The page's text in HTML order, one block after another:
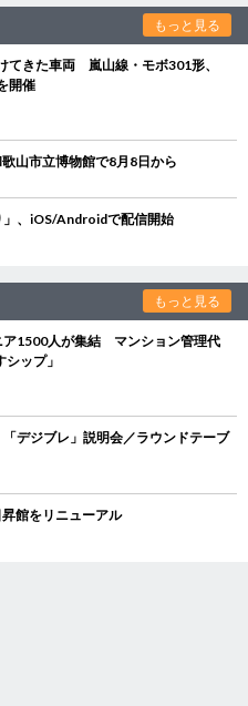
もっと見る
てきた車両 嵐山線・モボ301形、
開催
山市立博物館で8月8日から
、iOS/Androidで配信開始
もっと見る
ア1500人が集結 マンション管理代
ップ」
デジブレ」説明会／ラウンドテーブ
館をリニューアル